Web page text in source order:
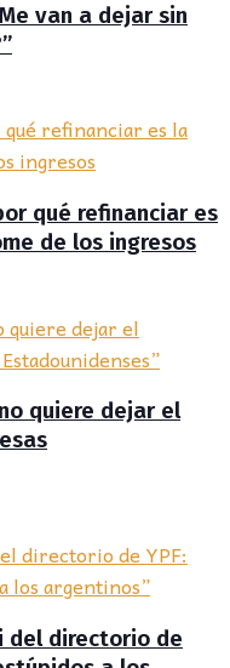
van a dejar sin
qué refinanciar es
de los ingresos
quiere dejar el
del directorio de